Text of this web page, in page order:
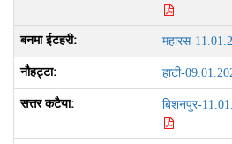
महारस-
हाटी-
बिशनपुर-